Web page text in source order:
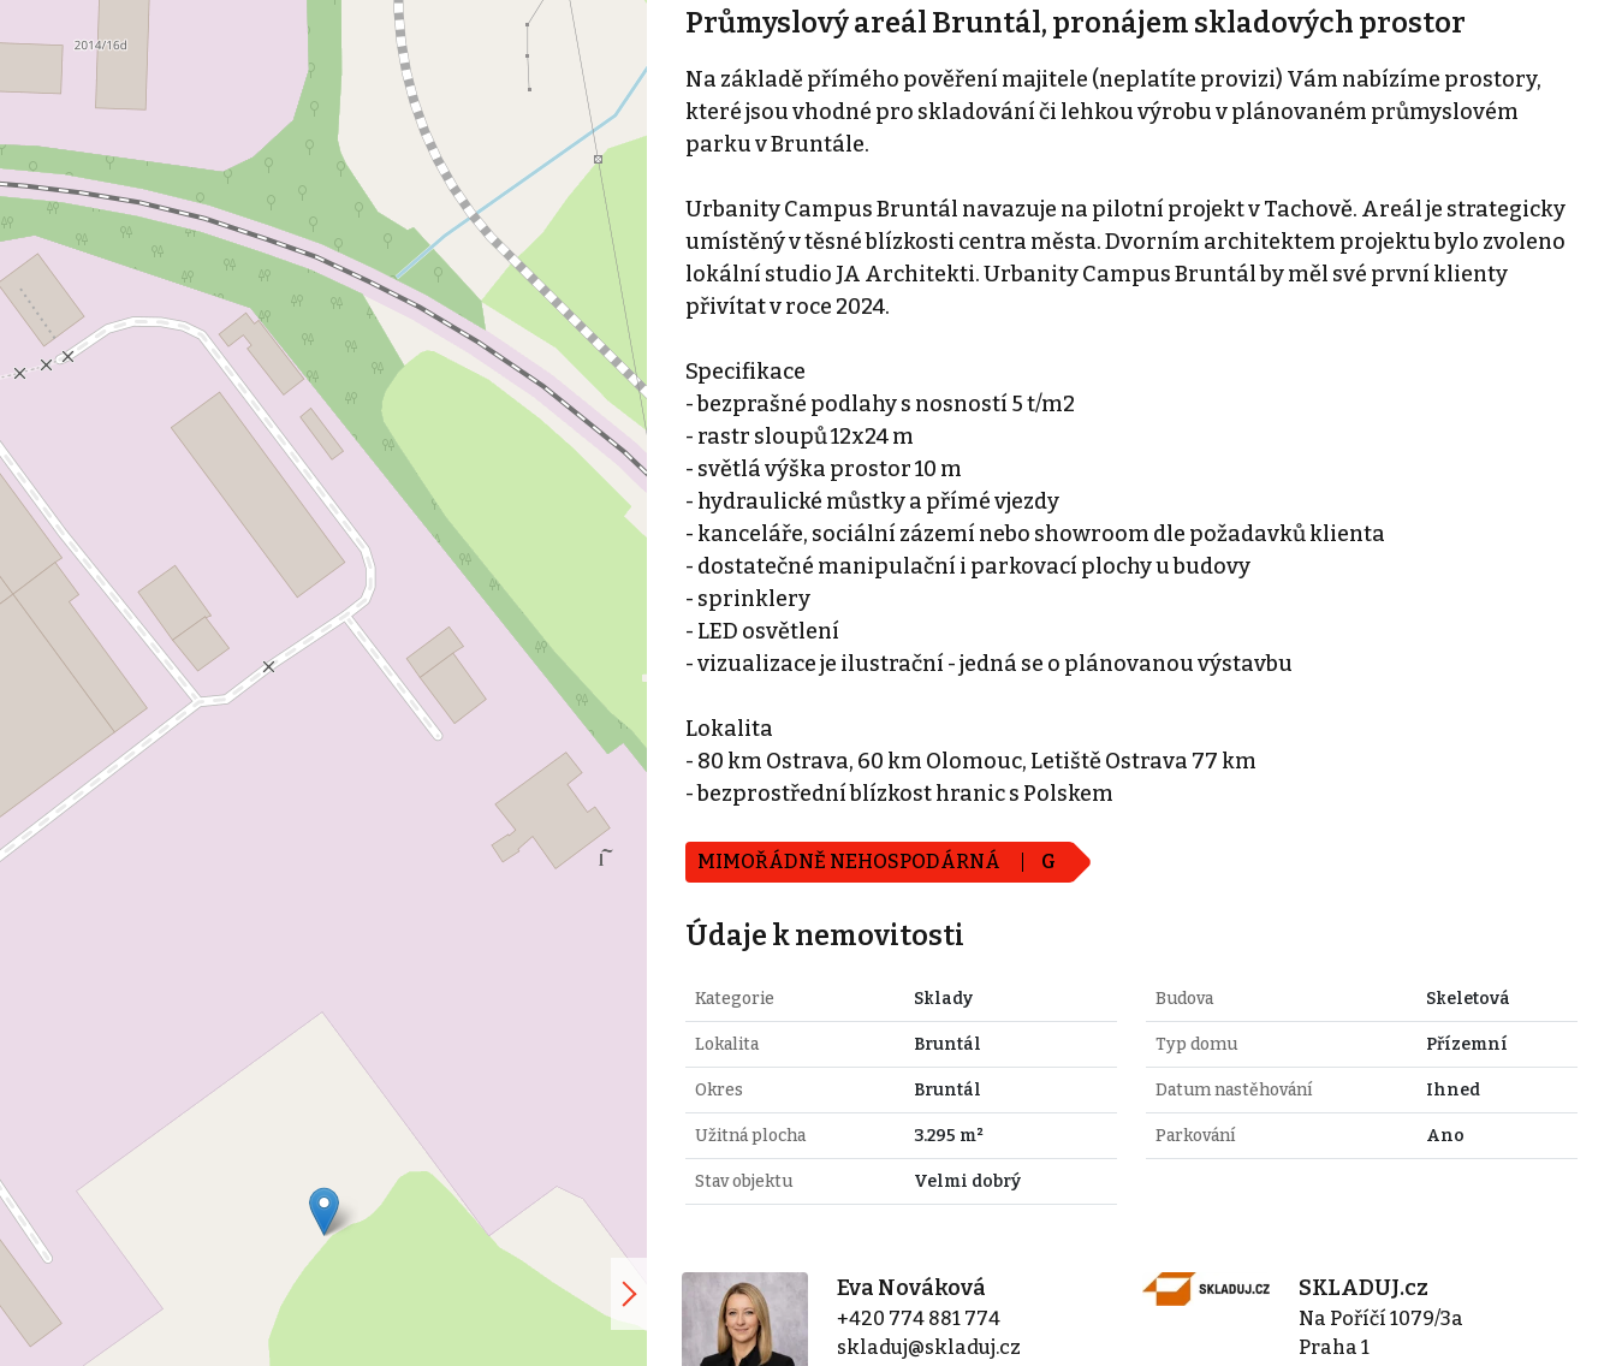
Průmyslový areál Bruntál, pronájem skladových prostor
Na základě přímého pověření majitele (neplatíte provizi) Vám nabízíme prostory,
které jsou vhodné pro skladování či lehkou výrobu v plánovaném průmyslovém
parku v Bruntále.
Urbanity Campus Bruntál navazuje na pilotní projekt v Tachově. Areál je strategicky
umístěný v těsné blízkosti centra města. Dvorním architektem projektu bylo zvoleno
lokální studio JA Architekti. Urbanity Campus Bruntál by měl své první klienty
přivítat v roce 2024.
Specifikace
- bezprašné podlahy s nosností 5 t/m2
- rastr sloupů 12x24 m
- světlá výška prostor 10 m
- hydraulické můstky a přímé vjezdy
- kanceláře, sociální zázemí nebo showroom dle požadavků klienta
- dostatečné manipulační i parkovací plochy u budovy
- sprinklery
- LED osvětlení
- vizualizace je ilustrační - jedná se o plánovanou výstavbu
Lokalita
- 80 km Ostrava, 60 km Olomouc, Letiště Ostrava 77 km
- bezprostřední blízkost hranic s Polskem
MIMOŘÁDNĚ NEHOSPODÁRNÁ G
Údaje k nemovitosti
Kategorie Sklady
Lokalita Bruntál
Okres Bruntál
Užitná plocha 3.295 m²
Stav objektu Velmi dobrý
Budova Skeletová
Typ domu Přízemní
Datum nastěhování Ihned
Parkování Ano
Eva Nováková
+420 774 881 774
skladuj@skladuj.cz
SKLADUJ.cz
Na Poříčí 1079/3a
Praha 1